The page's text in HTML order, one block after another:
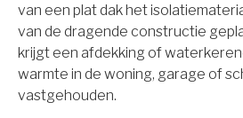
van een plat dak het
van de dragende constructie
krijgt een afdekking of
warmte in de woning, garage of
vastgehouden.